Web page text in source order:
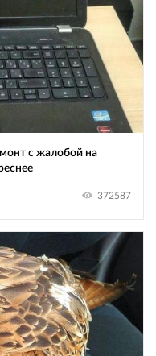
с жалобой на
372587